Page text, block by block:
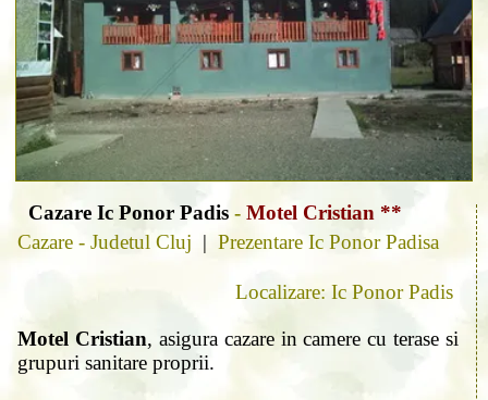
Cazare Ic Ponor Padis - Motel Cristian **
Cazare - Judetul Cluj | Prezentare Ic Ponor Padisa
Localizare: Ic Ponor Padis
Motel Cristian, asigura cazare in camere cu terase si
grupuri sanitare proprii.